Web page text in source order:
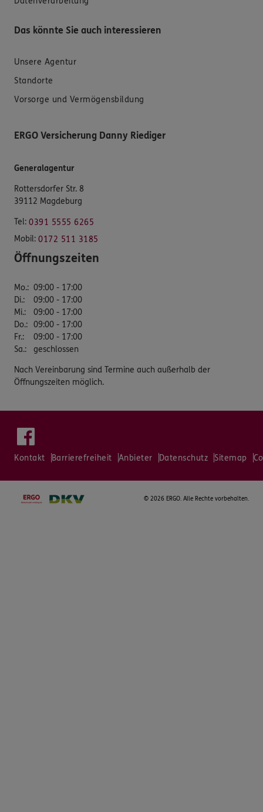
Das könnte Sie auch interessieren
Unsere Agentur
Standorte
Vorsorge und Vermögensbildung
ERGO Versicherung Danny Riediger
Generalagentur
Rottersdorfer Str. 8
39112 Magdeburg
Tel: 0391 5555 6265
Mobil: 0172 511 3185
Öffnungszeiten
Mo.: 09:00 - 17:00
Di.:
09:00 - 17:00
Mi.:
09:00 - 17:00
Do.: 09:00 - 17:00
Fr.:
09:00 - 17:00
Sa.: geschlossen
Nach Vereinbarung sind Termine auch außerhalb der
Öffnungszeiten möglich.
Kontakt Barrierefreiheit Anbieter Datenschutz Sitemap
© 2026 ERGO. Alle Rechte vorbehalten.